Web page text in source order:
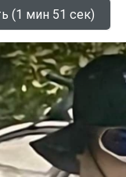
(1 мин 51 сек)